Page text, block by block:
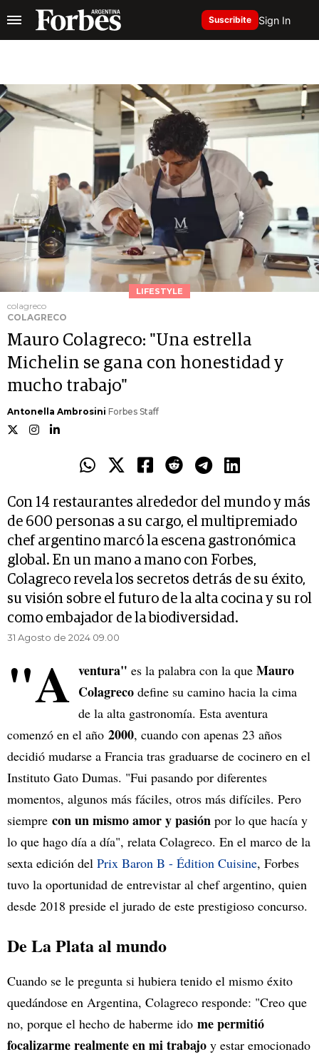
Suscribite Sign In
LIFESTYLE
colagreco
COLAGRECO
Mauro Colagreco: "Una estrella
Michelin se gana con honestidad y
mucho trabajo"
Antonella Ambrosini Forbes Staff
Con 14 restaurantes alrededor del mundo y más
de 600 personas a su cargo, el multipremiado
chef argentino marcó la escena gastronómica
global. En un mano a mano con Forbes,
Colagreco revela los secretos detrás de su éxito,
su visión sobre el futuro de la alta cocina y su rol
como embajador de la biodiversidad.
31 Agosto de 2024 09.00
"A ventura" es la palabra con la que Mauro
Colagreco define su camino hacia la cima
de la alta gastronomía. Esta aventura
comenzó en el año 2000, cuando con apenas 23 años
decidió mudarse a Francia tras graduarse de cocinero en el
Instituto Gato Dumas. "Fui pasando por diferentes
momentos, algunos más fáciles, otros más difíciles. Pero
siempre con un mismo amor y pasión por lo que hacía y
lo que hago día a día", relata Colagreco. En el marco de la
sexta edición del Prix Baron B - Édition Cuisine, Forbes
tuvo la oportunidad de entrevistar al chef argentino, quien
desde 2018 preside el jurado de este prestigioso concurso.
De La Plata al mundo
Cuando se le pregunta si hubiera tenido el mismo éxito
quedándose en Argentina, Colagreco responde: "Creo que
no, porque el hecho de haberme ido me permitió
focalizarme realmente en mi trabajo y estar emocionado